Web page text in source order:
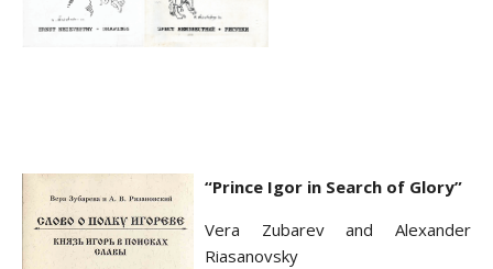
“Prince Igor in Search of Glory”
Vera Zubarev and Alexander
Riasanovsky